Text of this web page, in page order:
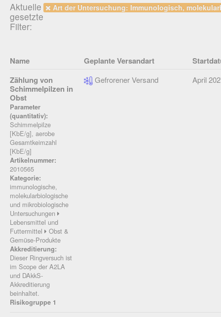
Aktuelle
gesetzte
Filter:
Art der Untersuchung: Immunologisch,
Name Geplante Versandart
Zählung von
Schimmelpilzen in
Obst
Parameter
(quantitativ):
Schimmelpilze
[KbE/g], aerobe
Gesamtkeimzahl
[KbE/g]
Artikelnummer:
2010565
Kategorie:
immunologische,
molekularbiologische
und mikrobiologische
Untersuchungen
Lebensmittel und
Futtermittel
Obst &
Gemüse-Produkte
Akkreditierung:
Dieser Ringversuch ist
im Scope der A2LA
und DAkkS-
Akkreditierung
beinhaltet.
Risikogruppe 1
Gefrorener Versand April